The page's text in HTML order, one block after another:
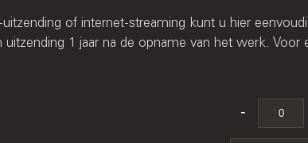
of internet-streaming kunt u hier
1 jaar na de opname van het werk. Voor